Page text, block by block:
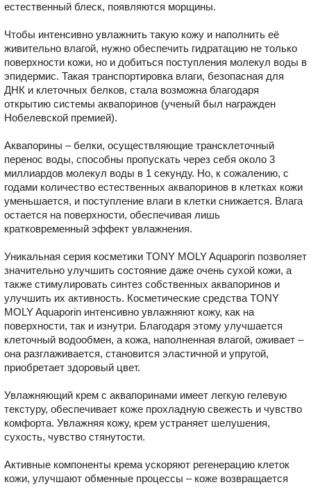
естественный блеск, появляются морщины.
Чтобы интенсивно увлажнить такую кожу и наполнить её
живительно влагой, нужно обеспечить гидратацию не только
поверхности кожи, но и добиться поступления молекул воды в
эпидермис. Такая транспортировка влаги, безопасная для
ДНК и клеточных белков, стала возможна благодаря
открытию системы аквапоринов (ученый был награжден
Нобелевской премией).
Аквапорины – белки, осуществляющие трансклеточный
перенос воды, способны пропускать через себя около 3
миллиардов молекул воды в 1 секунду. Но, к сожалению, с
годами количество естественных аквапоринов в клетках кожи
уменьшается, и поступление влаги в клетки снижается. Влага
остается на поверхности, обеспечивая лишь
кратковременный эффект увлажнения.
Уникальная серия косметики TONY MOLY Aquaporin позволяет
значительно улучшить состояние даже очень сухой кожи, а
также стимулировать синтез собственных аквапоринов и
улучшить их активность. Косметические средства TONY
MOLY Aquaporin интенсивно увлажняют кожу, как на
поверхности, так и изнутри. Благодаря этому улучшается
клеточный водообмен, а кожа, наполненная влагой, оживает –
она разглаживается, становится эластичной и упругой,
приобретает здоровый цвет.
Увлажняющий крем с аквапоринами имеет легкую гелевую
текстуру, обеспечивает коже прохладную свежесть и чувство
комфорта. Увлажняя кожу, крем устраняет шелушения,
сухость, чувство стянутости.
Активные компоненты крема ускоряют регенерацию клеток
кожи, улучшают обменные процессы – коже возвращается